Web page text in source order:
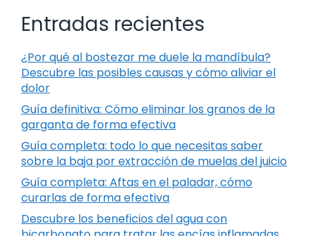
Entradas recientes
¿Por qué al bostezar me duele la mandíbula?
Descubre las posibles causas y cómo aliviar el
dolor
Guía definitiva: Cómo eliminar los granos de la
garganta de forma efectiva
Guía completa: todo lo que necesitas saber
sobre la baja por extracción de muelas del juicio
Guía completa: Aftas en el paladar, cómo
curarlas de forma efectiva
Descubre los beneficios del agua con